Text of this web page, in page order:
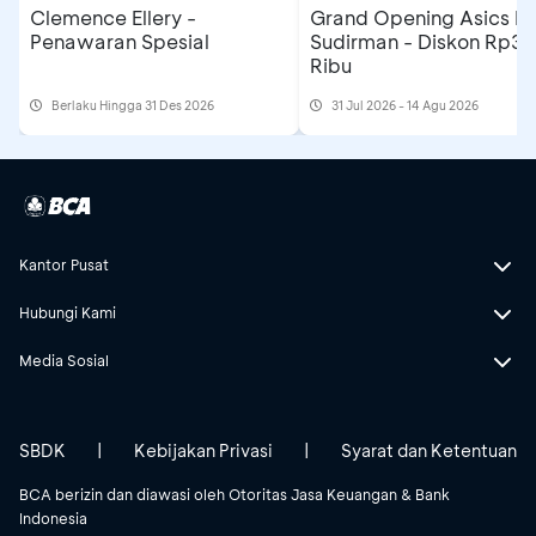
Clemence Ellery -
Penawaran Spesial
Berlaku Hingga 31 Des 2026
Grand Opening Asics
Sudirman - Diskon
Ribu
31 Jul 2026 - 14 Agu 2026
Kantor Pusat
Hubungi Kami
Media Sosial
BCA berizin dan diawasi oleh Otoritas Jasa Keuangan & Bank
Indonesia
SBDK | Kebijakan Privasi | Syarat dan Ketentuan